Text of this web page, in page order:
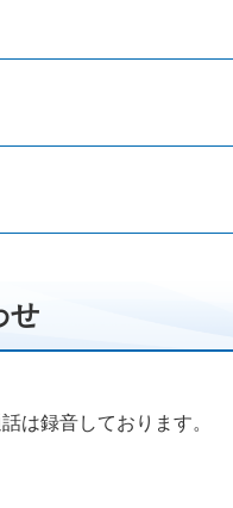
せ
は録音しております。